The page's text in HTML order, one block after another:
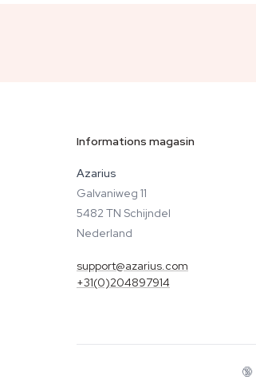
Informations magasin
Azarius
Galvaniweg 11
5482 TN Schijndel
Nederland
support@azarius.com
+31(0)204897914
🔞